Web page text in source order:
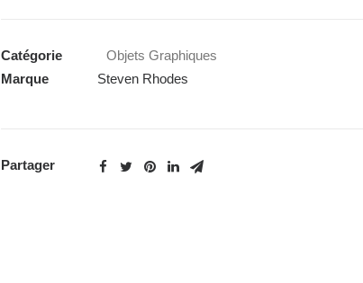
-
Ambiance
Catégorie
Objets Graphiques
Marque
Steven Rhodes
Partager